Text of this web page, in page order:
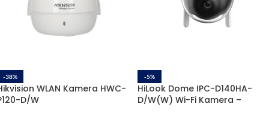
-38%
WLAN Kamera HWC-
D/W
-5%
HiLook Dome IPC-D140HA-
D/W(W) Wi-Fi Kamera –